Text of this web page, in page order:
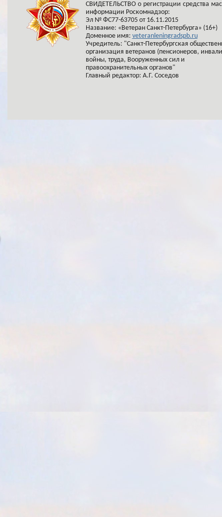
СВИДЕТЕЛЬСТВО о регистрации средства
информации Роскомнадзор:
Эл № ФС77-63705 от 16.11.2015
Название: «Ветеран Санкт-Петербурга» (16+)
Доменное имя: veteranleningradspb.ru
Учредитель: "Санкт-Петербургская
организация ветеранов (пенсионеров,
войны, труда, Вооруженных сил и
правоохранительных органов"
Главный редактор: А.Г. Соседов